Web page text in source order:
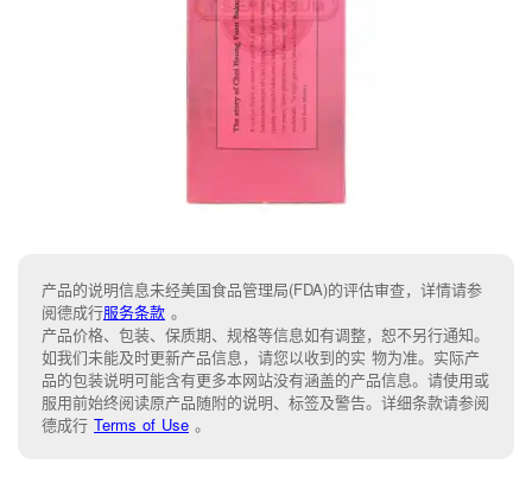
产品的说明信息未经美国食品管理局(FDA)的评估审查，详情请参
阅德成行服务条款 。
产品价格、包装、保质期、规格等信息如有调整，恕不另行通知。
如我们未能及时更新产品信息，请您以收到的实 物为准。实际产
品的包装说明可能含有更多本网站没有涵盖的产品信息。请使用或
服用前始终阅读原产品随附的说明、标签及警告。详细条款请参阅
德成行 Terms of Use 。